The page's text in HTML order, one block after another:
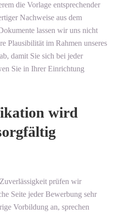
die Vorlage entsprechender
Nachweise aus dem
lassen wir uns nicht
Plausibilität im Rahmen unseres
damit Sie sich bei jeder
Sie in Ihrer Einrichtung
wird
prüfen wir
Seite jeder Bewerbung sehr
Vorbildung an, sprechen